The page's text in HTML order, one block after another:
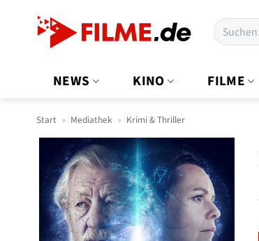
Suchen
nach:
NEWS KINO FILME
Start » Mediathek » Krimi & Thriller